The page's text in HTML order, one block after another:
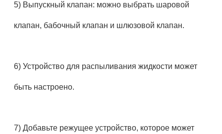
5) Выпускный клапан: можно выбрать шаровой
клапан, бабочный клапан и шлюзовой клапан.
6) Устройство для распыливания жидкости может
быть настроено.
7) Добавьте режущее устройство, которое может